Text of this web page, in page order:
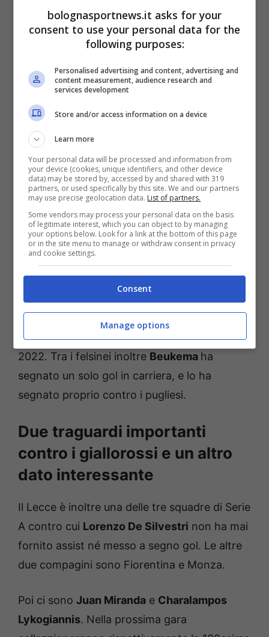
Riccardo Orsolini ha
realizzato quattro gol
solo contro l’Empoli ha
fatto meglio (cinque) nel
massimo campionato; due
delle sue tre marcature
multiple nella
competizione, infatti, sono
arrivate contro i pugliesi
(doppietta il 22 dicembre
2019 e l’11 febbraio 2024).
Va anche segnalato inoltre che
dovesse segnare – potrebbe siglare la terza
rete in tre gare e non succedeva dal gennaio
2022. Tra i felsinei inoltre Beukema ha
segnato un solo gol in carriera, e lo ha
segnato proprio contro i pugliesi.
Due traguardi importanti
contro i giallorossi e un altro
dato interessante
Il Lecce è inoltre una delle tre squadre di Serie
A contro cui Lorenzo De Silvestri non ha mai
fornito assist né messo a segno gol. Le altre
due compagini sono Fiorentina e Monza.
Poi ci sono Juan Miranda e Charalampos
Lykogiannis. Nella prossima gara
bolognasportnews.it asks for your
consent to use your personal data for the
following purposes:
Personalised advertising and content, advertising and
content measurement, audience research and
services development
Store and/or access information on a device
Learn more
Your personal data will be processed and information from
your device (cookies, unique identifiers, and other device
data) may be stored by, accessed by and shared with 319
partners, or used specifically by this site. We and our partners
may use precise geolocation data. List of partners.
Some vendors may process your personal data on the basis
of legitimate interest, which you can object to by managing
your options below. Look for a link at the bottom of this page
or in the site menu to manage or withdraw consent in privacy
and cookie settings.
Consent
Manage options